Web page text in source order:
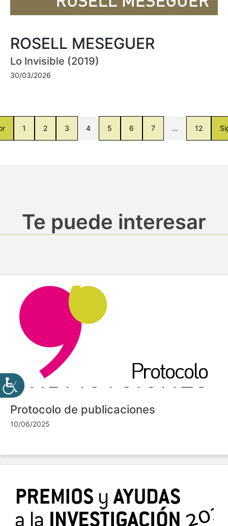
ROSELL MESEGUER
Lo Invisible (2019)
30/03/2026
1 2 3 4 5 6 7 … 12
Te puede interesar
Protocolo de publicaciones
10/06/2025